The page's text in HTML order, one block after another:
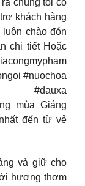
khách hàng
chào đón
chi tiết Hoặc
#nuochoa
#dauxa
mùa Giáng
đến từ vẻ
và giữ cho
hương thơm